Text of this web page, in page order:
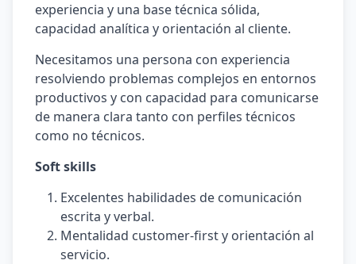
experiencia y una base técnica sólida,
capacidad analítica y orientación al cliente.
Necesitamos una persona con experiencia
resolviendo problemas complejos en entornos
productivos y con capacidad para comunicarse
de manera clara tanto con perfiles técnicos
como no técnicos.
Soft skills
Excelentes habilidades de comunicación
escrita y verbal.
Mentalidad customer-first y orientación al
servicio.